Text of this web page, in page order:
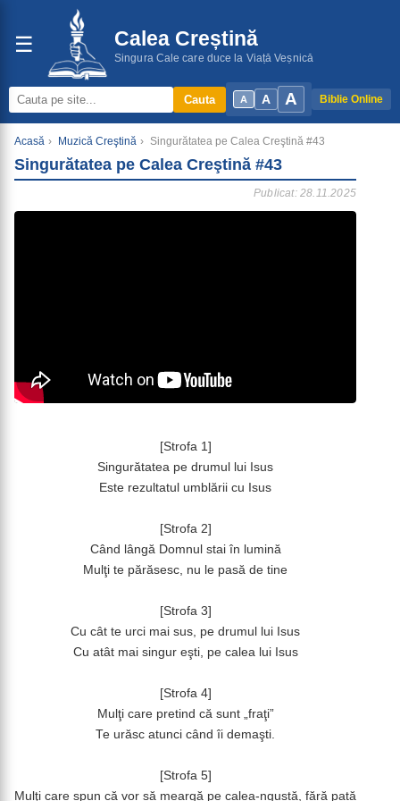
☰ Calea Creștină
Singura Cale care duce la Viață Veșnică
A A A Biblie Online
Cauta
Acasă › Muzică Creştină › Singurătatea pe Calea Creştină #43
Singurătatea pe Calea Creştină #43
Publicat: 28.11.2025
[Strofa 1]
Singurătatea pe drumul lui Isus
Este rezultatul umblării cu Isus
[Strofa 2]
Când lângă Domnul stai în lumină
Mulţi te părăsesc, nu le pasă de tine
[Strofa 3]
Cu cât te urci mai sus, pe drumul lui Isus
Cu atât mai singur eşti, pe calea lui Isus
[Strofa 4]
Mulţi care pretind că sunt „fraţi”
Te urăsc atunci când îi demaşti.
[Strofa 5]
Mulţi care spun că vor să meargă pe calea-ngustă, fără pată